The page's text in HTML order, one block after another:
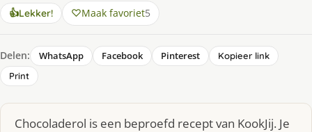
👍Lekker! Maak favoriet5
Delen: WhatsApp Facebook Pinterest
Kopieer link
Print
Chocoladerol is een beproefd recept van KookJij. Je